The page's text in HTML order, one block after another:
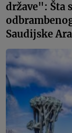
države": Šta
Saudijske